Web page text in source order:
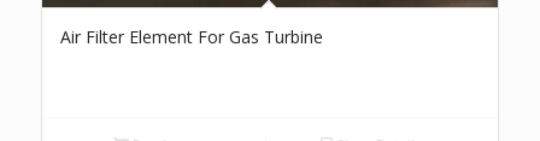
Air Filter Element For Gas Turbine